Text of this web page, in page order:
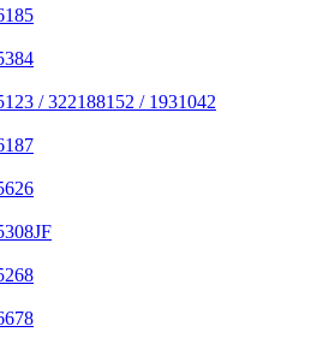
/ 322188152 / 1931042